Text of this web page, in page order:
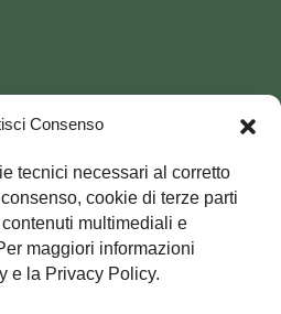
Consenso
tecnici necessari al corretto
cookie di terze parti
multimediali e
maggiori informazioni
e la Privacy Policy.